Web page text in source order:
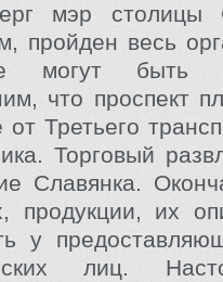
мэр столицы
пройден весь
могут быть
что проспект
от Третьего
Торговый
Славянка.
продукции, их
у
лиц.